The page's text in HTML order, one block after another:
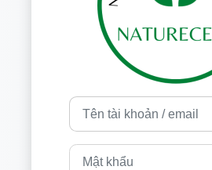
Tên tài khoản / email
Mật khẩu